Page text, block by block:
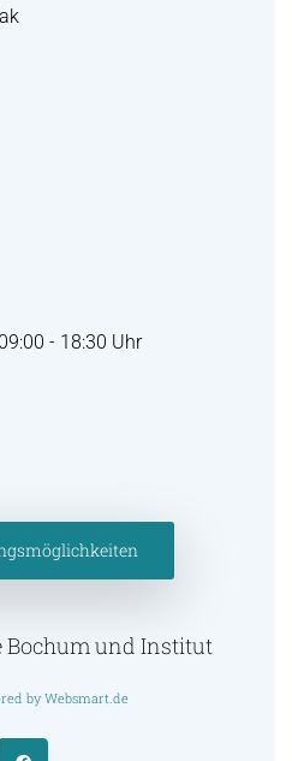
- 18:30 Uhr
Bochum und Institut
by Websmart.de